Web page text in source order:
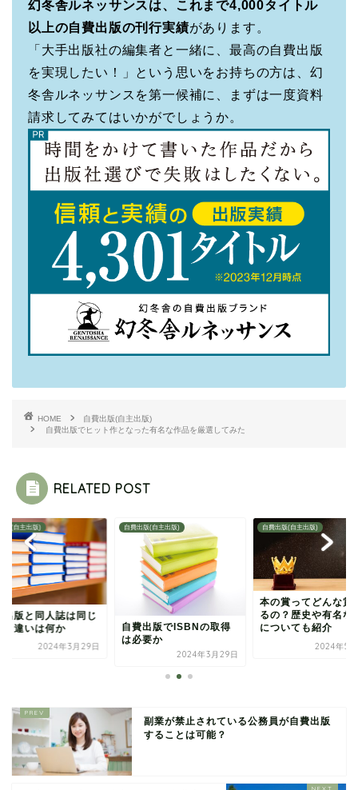
幻冬舎ルネッサンスは、これまで4,000タイトル
以上の自費出版の刊行実績があります。
「大手出版社の編集者と一緒に、最高の自費出版
を実現したい！」という思いをお持ちの方は、幻
冬舎ルネッサンスを第一候補に、まずは一度資料
請求してみてはいかがでしょうか。
HOME
自費出版(自主出版)
自費出版でヒット作となった有名な作品を厳選してみた
RELATED POST
版(自主出版)
出版と同人誌は同じ
？違いは何か
2024年3月29日
自費出版(自主出版)
自費出版でISBNの取得
は必要か
2024年3月29日
自費出版(自主出版)
本の賞ってどんな賞
るの？歴史や有名な
についても紹介
2024年5
副業が禁止されている公務員が自費出版
することは可能？